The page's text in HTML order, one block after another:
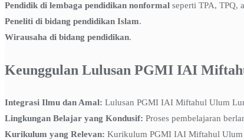
Pendidik di lembaga pendidikan nonformal seperti TPA, TPQ,
Peneliti di bidang pendidikan Islam.
Wirausaha di bidang pendidikan.
Keunggulan Lulusan PGMI IAI
Integrasi Ilmu dan Amal: Lulusan PGMI IAI Miftahul Ulum
Lingkungan Belajar yang Kondusif: Proses pembelajaran
Kurikulum yang Relevan: Kurikulum PGMI IAI Miftahul Ulum